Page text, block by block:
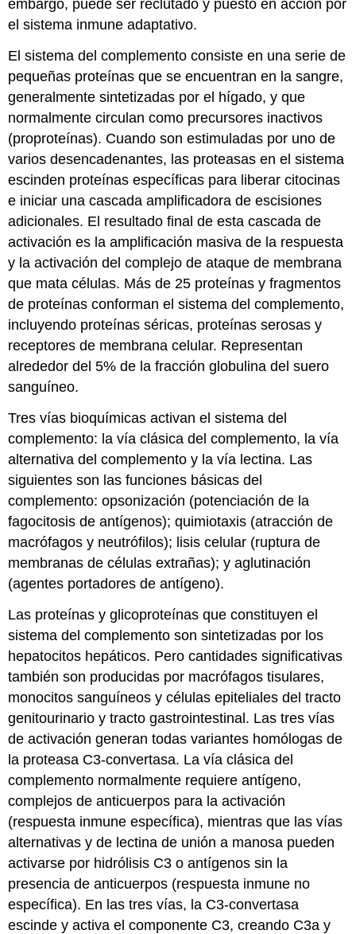
embargo, puede ser reclutado y puesto en acción por
el sistema inmune adaptativo.
El sistema del complemento consiste en una serie de
pequeñas proteínas que se encuentran en la sangre,
generalmente sintetizadas por el hígado, y que
normalmente circulan como precursores inactivos
(proproteínas). Cuando son estimuladas por uno de
varios desencadenantes, las proteasas en el sistema
escinden proteínas específicas para liberar citocinas
e iniciar una cascada amplificadora de escisiones
adicionales. El resultado final de esta cascada de
activación es la amplificación masiva de la respuesta
y la activación del complejo de ataque de membrana
que mata células. Más de 25 proteínas y fragmentos
de proteínas conforman el sistema del complemento,
incluyendo proteínas séricas, proteínas serosas y
receptores de membrana celular. Representan
alrededor del 5% de la fracción globulina del suero
sanguíneo.
Tres vías bioquímicas activan el sistema del
complemento: la vía clásica del complemento, la vía
alternativa del complemento y la vía lectina. Las
siguientes son las funciones básicas del
complemento: opsonización (potenciación de la
fagocitosis de antígenos); quimiotaxis (atracción de
macrófagos y neutrófilos); lisis celular (ruptura de
membranas de células extrañas); y aglutinación
(agentes portadores de antígeno).
Las proteínas y glicoproteínas que constituyen el
sistema del complemento son sintetizadas por los
hepatocitos hepáticos. Pero cantidades significativas
también son producidas por macrófagos tisulares,
monocitos sanguíneos y células epiteliales del tracto
genitourinario y tracto gastrointestinal. Las tres vías
de activación generan todas variantes homólogas de
la proteasa C3-convertasa. La vía clásica del
complemento normalmente requiere antígeno,
complejos de anticuerpos para la activación
(respuesta inmune específica), mientras que las vías
alternativas y de lectina de unión a manosa pueden
activarse por hidrólisis C3 o antígenos sin la
presencia de anticuerpos (respuesta inmune no
específica). En las tres vías, la C3-convertasa
escinde y activa el componente C3, creando C3a y